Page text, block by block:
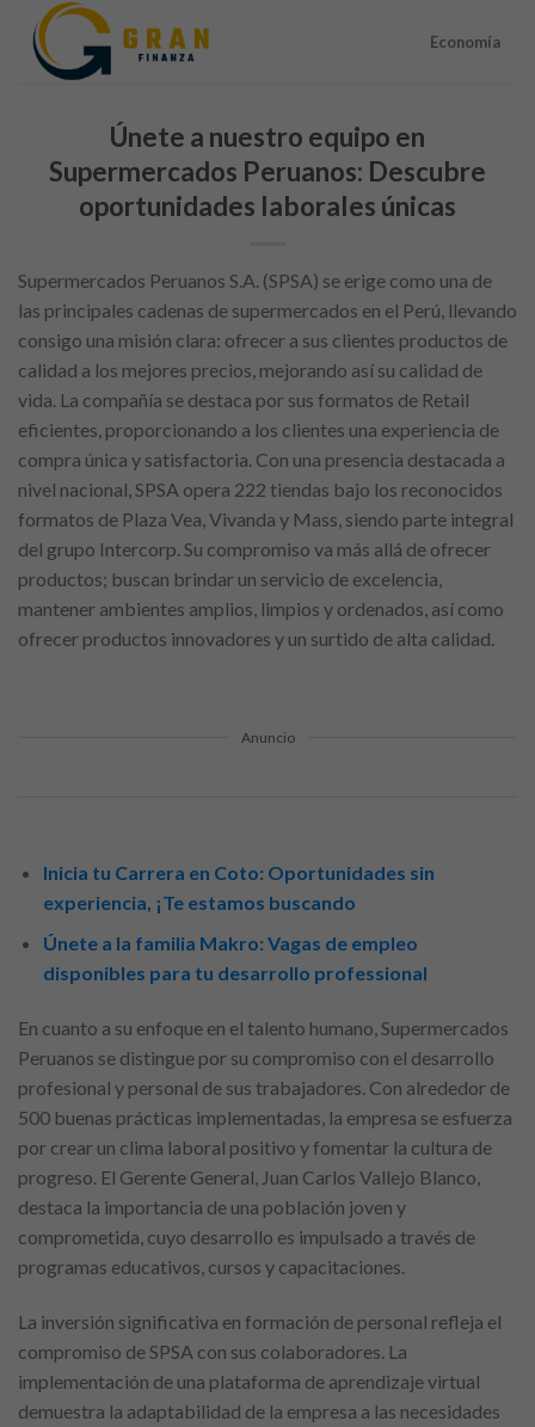
content
Economía
Únete a nuestro equipo en
Supermercados Peruanos: Descubre
oportunidades laborales únicas
Supermercados Peruanos S.A. (SPSA) se erige como una de
las principales cadenas de supermercados en el Perú, llevando
consigo una misión clara: ofrecer a sus clientes productos de
calidad a los mejores precios, mejorando así su calidad de
vida. La compañía se destaca por sus formatos de Retail
eficientes, proporcionando a los clientes una experiencia de
compra única y satisfactoria. Con una presencia destacada a
nivel nacional, SPSA opera 222 tiendas bajo los reconocidos
formatos de Plaza Vea, Vivanda y Mass, siendo parte integral
del grupo Intercorp. Su compromiso va más allá de ofrecer
productos; buscan brindar un servicio de excelencia,
mantener ambientes amplios, limpios y ordenados, así como
ofrecer productos innovadores y un surtido de alta calidad.
Anuncio
Inicia tu Carrera en Coto: Oportunidades sin
experiencia, ¡Te estamos buscando
Únete a la familia Makro: Vagas de empleo
disponibles para tu desarrollo professional
En cuanto a su enfoque en el talento humano, Supermercados
Peruanos se distingue por su compromiso con el desarrollo
profesional y personal de sus trabajadores. Con alrededor de
500 buenas prácticas implementadas, la empresa se esfuerza
por crear un clima laboral positivo y fomentar la cultura de
progreso. El Gerente General, Juan Carlos Vallejo Blanco,
destaca la importancia de una población joven y
comprometida, cuyo desarrollo es impulsado a través de
programas educativos, cursos y capacitaciones.
La inversión significativa en formación de personal refleja el
compromiso de SPSA con sus colaboradores. La
implementación de una plataforma de aprendizaje virtual
demuestra la adaptabilidad de la empresa a las necesidades